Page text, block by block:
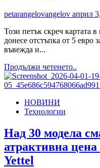
fold
в
за
petarangelovangelov април
Този петък скреч картата
донесе отстъпка от 5 евро
въвежда и...
Продължи четенето..
more
about
още
повече
НОВИНИ
Технологии
Над 30 модела
атрактивна
Yettel